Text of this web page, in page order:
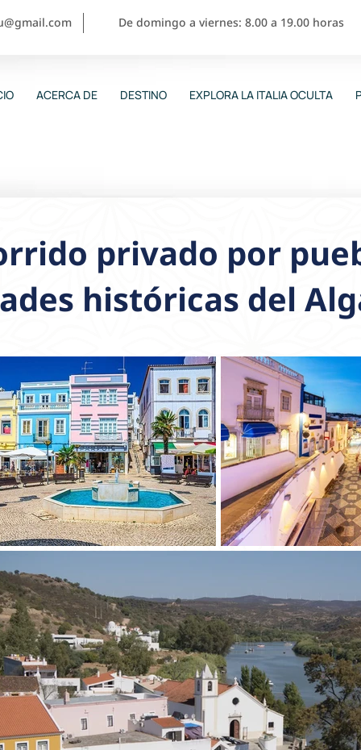
De domingo a viernes: 8.00 a 19.00 horas
ACERCA DE DESTINO EXPLORA LA ITALIA OCULTA
privado por
históricas del